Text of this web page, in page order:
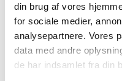
din brug af vores
for sociale medier,
analysepartnere. Vores
data med andre
de har indsamlet fra din
Pris fra:879